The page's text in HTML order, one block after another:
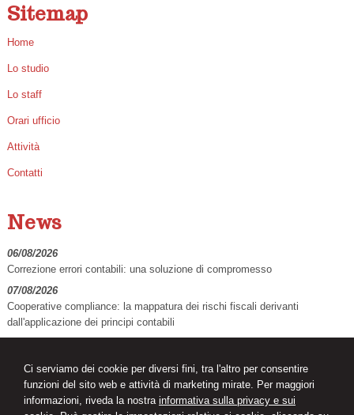
Ci serviamo dei cookie per diversi fini, tra l'altro per consentire
funzioni del sito web e attività di marketing mirate. Per maggiori
informazioni, riveda la nostra informativa sulla privacy e sui
Sitemap
Home
Lo studio
Lo staff
Orari ufficio
Attività
Contatti
News
06/08/2026
Correzione errori contabili: una soluzione di compromesso
07/08/2026
Cooperative compliance: la mappatura dei rischi fiscali derivanti
dall'applicazione dei principi contabili
modello TFR3